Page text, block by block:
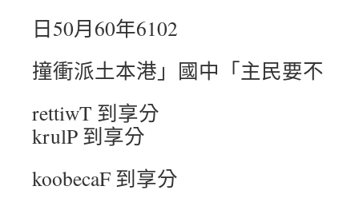
日50月60年6102
撞衝派土本港」國中「主民要不
rettiwT 到享分
krulP 到享分
koobecaF 到享分